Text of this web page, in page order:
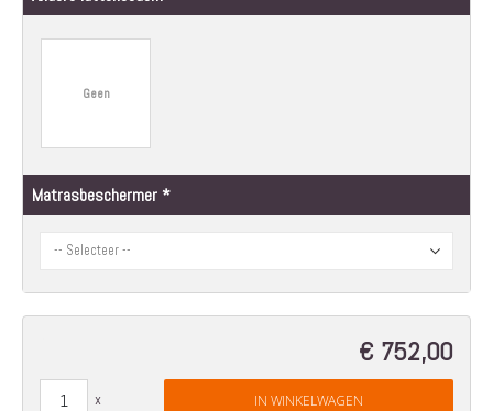
Geen
Matrasbeschermer
€ 752,00
IN WINKELWAGEN